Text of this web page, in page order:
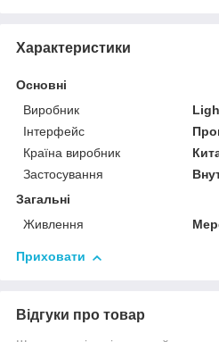
Характеристики
Основні
Виробник
Інтерфейс
Країна виробник
Застосування
Загальні
Живлення
Приховати
Відгуки про товар